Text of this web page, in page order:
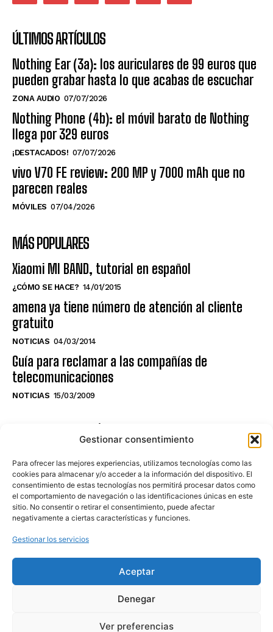
Gestionar consentimiento
Para ofrecer las mejores experiencias, utilizamos tecnologías como las
cookies para almacenar y/o acceder a la información del dispositivo. El
consentimiento de estas tecnologías nos permitirá procesar datos como
el comportamiento de navegación o las identificaciones únicas en este
sitio. No consentir o retirar el consentimiento, puede afectar
negativamente a ciertas características y funciones.
Gestionar los servicios
Aceptar
Denegar
Ver preferencias
ÚLTIMOS ARTÍCULOS
Nothing Ear (3a): los auriculares de 99 euros que
pueden grabar hasta lo que acabas de escuchar
ZONA AUDIO 07/07/2026
Nothing Phone (4b): el móvil barato de Nothing
llega por 329 euros
¡DESTACADOS! 07/07/2026
vivo V70 FE review: 200 MP y 7000 mAh que no
parecen reales
MÓVILES 07/04/2026
MÁS POPULARES
Xiaomi MI BAND, tutorial en español
¿CÓMO SE HACE? 14/01/2015
amena ya tiene número de atención al cliente
gratuito
NOTICIAS 04/03/2014
Guía para reclamar a las compañías de
telecomunicaciones
NOTICIAS 15/03/2009
NO TE PIERDAS LO ÚLTIMO DEL CANAL
Haz clic en «Estoy de acuerdo» para
activar Youtube
POLÍTICA DE COOKIES